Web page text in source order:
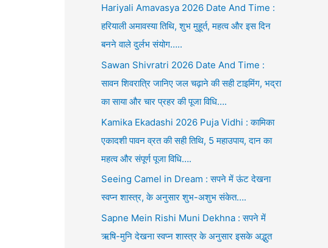
Hariyali Amavasya 2026 Date And Time :
हरियाली अमावस्या तिथि, शुभ मुहूर्त, महत्व और इस दिन
बनने वाले दुर्लभ संयोग…..
Sawan Shivratri 2026 Date And Time :
सावन शिवरात्रि जानिए जल चढ़ाने की सही टाइमिंग, भद्रा
का साया और चार प्रहर की पूजा विधि….
Kamika Ekadashi 2026 Puja Vidhi : कामिका
एकादशी पावन व्रत की सही तिथि, 5 महाउपाय, दान का
महत्व और संपूर्ण पूजा विधि….
Seeing Camel in Dream : सपने में ऊंट देखना
स्वप्न शास्त्र, के अनुसार शुभ-अशुभ संकेत….
Sapne Mein Rishi Muni Dekhna : सपने में
ऋषि-मुनि देखना स्वप्न शास्त्र के अनुसार इसके अद्भुत